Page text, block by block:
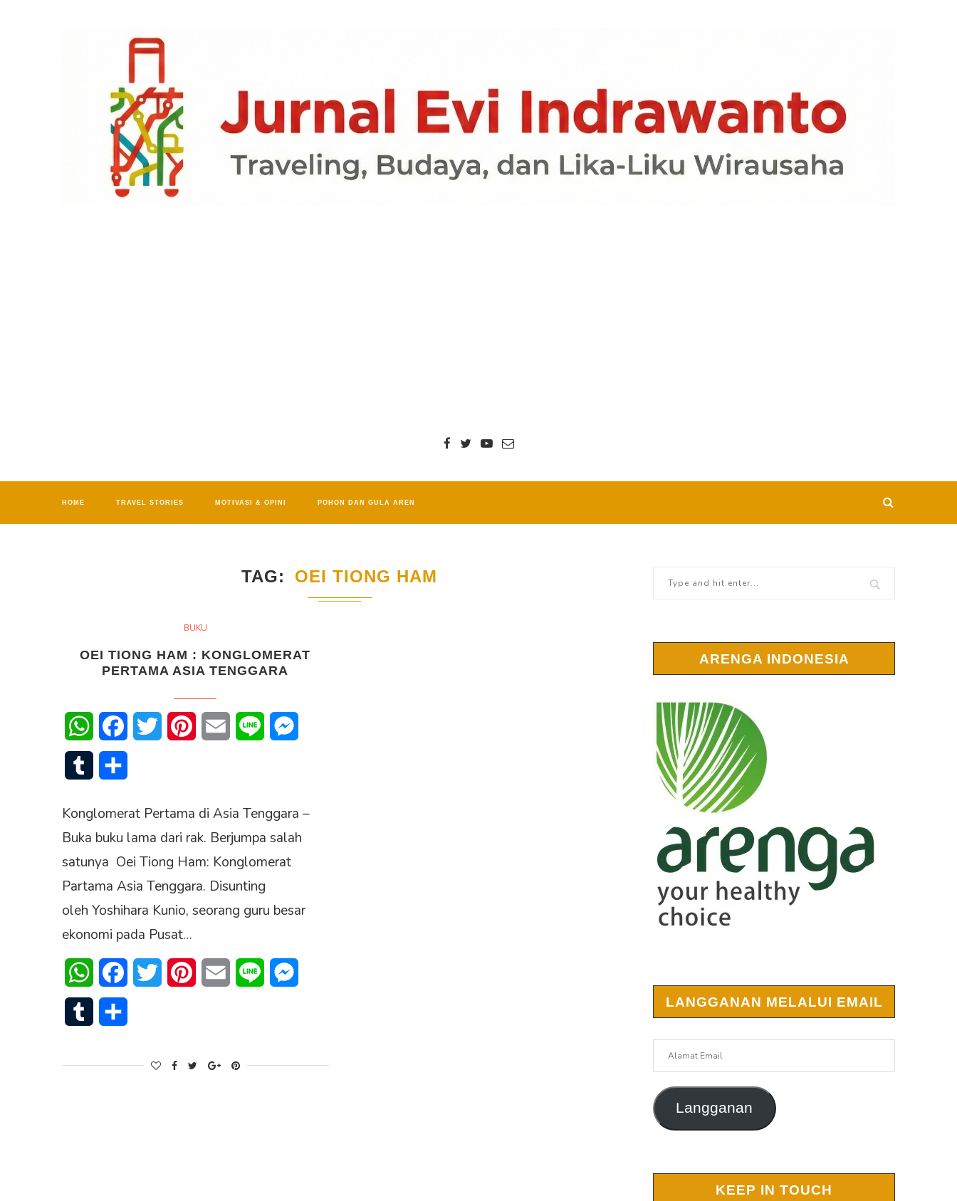
HOME TRAVEL STORIES MOTIVASI & OPINI POHON DAN GULA AREN
TAG OEI TIONG HAM
BUKU
OEI TIONG HAM : KONGLOMERAT
PERTAMA ASIA TENGGARA
WhatsAppFacebookTwitter PinterestEmail Line
Tumblr
Konglomerat Pertama di Asia Tenggara –
Buka buku lama dari rak. Berjumpa salah
satunya Oei Tiong Ham: Konglomerat
Partama Asia Tenggara. Disunting
oleh Yoshihara Kunio, seorang guru besar
ekonomi pada Pusat…
WhatsAppFacebookTwitter PinterestEmail Line
Tumblr
ARENGA INDONESIA
LANGGANAN MELALUI EMAIL
Langganan
KEEP IN TOUCH